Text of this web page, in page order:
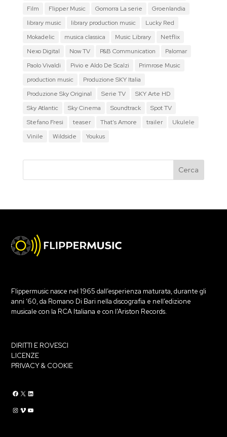
Film
Flipper Music Gomorra La serie
Groenlandia
library music
library production music
Lucky Red
Mokadelic
musica classica Music Library
Netflix
Nexo Digital
Now TV P&B Communication
Palomar
Paolo Vivaldi
Pivio e Aldo De Scalzi
Primrose Music
production music
Produzione SKY Italia
Produzione Sky Original
Serie TV
SKY Arte HD
Sky Atlantic
Sky Cinema Soundtrack
Spot TV
Stefano Fresi
teaser That's Amore trailer
Ukulele
Vinile
Wildside Youkus
Flippermusic nasce nel 1965 dall’esperienza maturata, durante gli
anni ‘60, da Romano Di Bari nella discografia e nell’edizione
musicale con la RCA Italiana e con l’Ariston Records.
DIRITTI E ROVESCI
LICENZE
PRIVACY & COOKIE
Flippermusic Facebook Flippermusic Twitter
Flippermusic Linkedin
Flippermusic Instagram Flippermusic Vimeo flippermusic YouTube